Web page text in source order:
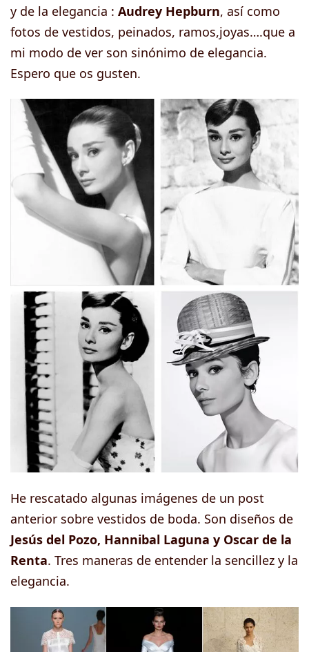
y de la elegancia : Audrey Hepburn, así como
fotos de vestidos, peinados, ramos,joyas….que a
mi modo de ver son sinónimo de elegancia.
Espero que os gusten.
He rescatado algunas imágenes de un post
anterior sobre vestidos de boda. Son diseños de
Jesús del Pozo, Hannibal Laguna y Oscar de la
Renta. Tres maneras de entender la sencillez y la
elegancia.